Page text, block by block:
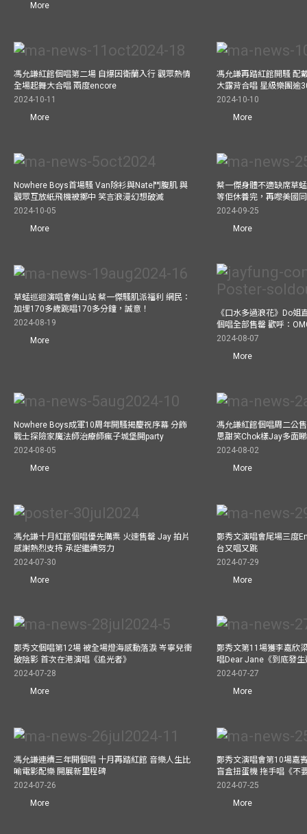
More
馮允謙紅館個唱第二場 自爆因衛蘭入行 觀眾熱情
全場起舞大合唱 兩度encore
2024-10-11
More
馮允謙再踏紅館開騷 配
大露背合唱 星級樂團逾
2024-10-10
More
Nowhere Boys首場騷 Van除衫與Nate鬥腹肌 與
觀眾互放紙飛機被擲中 笑言浪漫幻想破滅
2024-10-05
More
蔡一傑身體不適缺席草
等佢休養完，再嚟美國
2024-09-25
More
草蜢巡迴演唱會佛山站 蔡一傑騷肌派福利 網民：
加埋170多歲跳唱170多分鐘，誠意！
2024-08-19
More
《口水多過浪花》Do姐
個唱全部售罄 歡呼：
2024-08-07
More
Nowhere Boys成軍10周年開騷揭慶祝序幕 分飾
戰士探險家魔法師治療師瘋子城堡開party
2024-08-05
More
馮允謙紅館個唱周二公
思甜笑Chok樣Jay多面睇
2024-08-02
More
馮允謙十月紅館個唱優先購票 火速售罄 Jay 拍片
感謝熱烈支持 承諾繼續努力
2024-07-30
More
鄭秀文演唱會尾場三度
台又唱又跳
2024-07-29
More
鄭秀文個唱第12場 被全場燈海感動落淚 岑寧兒衝
破陰影 首次在港演唱《追光者》
2024-07-28
More
鄭秀文第11場獲李嘉欣
唱Dear Jane《到底發
2024-07-27
More
馮允謙連續三年開個唱 十月再踏紅館 音樂人生比
喻電影配樂 開展新里程碑
2024-07-26
More
鄭秀文演唱會第10場嘉
盲盒扭蛋機 拖手唱《不
2024-07-25
More